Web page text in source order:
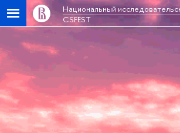
Национальный
CSFEST